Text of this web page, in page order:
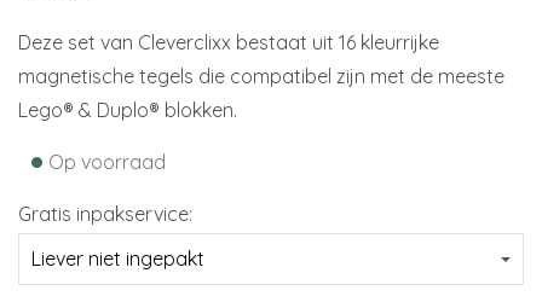
Deze set van Cleverclixx bestaat uit 16 kleurrijke
magnetische tegels die compatibel zijn met de meeste
Lego® & Duplo® blokken.
• Op voorraad
Gratis inpakservice: